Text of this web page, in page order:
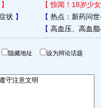
】 【惊闻！18岁少
状 】 【 热点：新药问
【 高血压、高血
隐藏地址 设为辩论话题